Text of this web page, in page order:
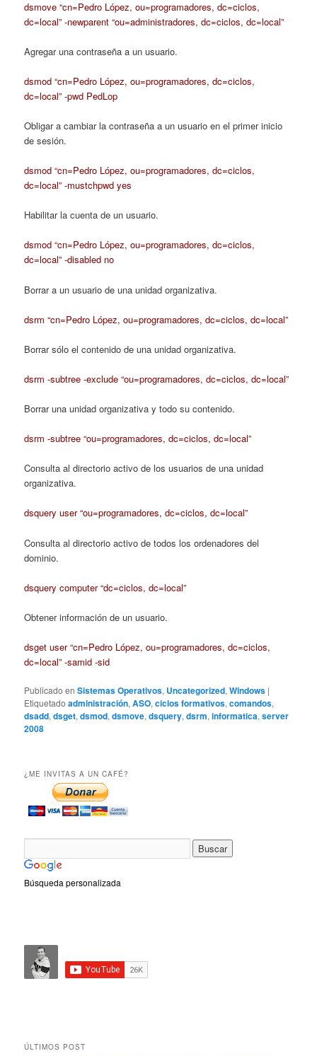
dsmove “cn=Pedro López, ou=programadores, dc=ciclos,
dc=local” -newparent “ou=administradores, dc=ciclos, dc=local”
Agregar una contraseña a un usuario.
dsmod “cn=Pedro López, ou=programadores, dc=ciclos,
dc=local” -pwd PedLop
Obligar a cambiar la contraseña a un usuario en el primer inicio
de sesión.
dsmod “cn=Pedro López, ou=programadores, dc=ciclos,
dc=local” -mustchpwd yes
Habilitar la cuenta de un usuario.
dsmod “cn=Pedro López, ou=programadores, dc=ciclos,
dc=local” -disabled no
Borrar a un usuario de una unidad organizativa.
dsrm “cn=Pedro López, ou=programadores, dc=ciclos, dc=local”
Borrar sólo el contenido de una unidad organizativa.
dsrm -subtree -exclude “ou=programadores, dc=ciclos, dc=local”
Borrar una unidad organizativa y todo su contenido.
dsrm -subtree “ou=programadores, dc=ciclos, dc=local”
Consulta al directorio activo de los usuarios de una unidad
organizativa.
dsquery user “ou=programadores, dc=ciclos, dc=local”
Consulta al directorio activo de todos los ordenadores del
dominio.
dsquery computer “dc=ciclos, dc=local”
Obtener información de un usuario.
dsget user “cn=Pedro López, ou=programadores, dc=ciclos,
dc=local” -samid -sid
Publicado en Sistemas Operativos, Uncategorized,Windows |
Etiquetado administración,ASO,ciclos formativos,comandos,
dsadd,dsget,dsmod,dsmove,dsquery,dsrm,informatica,server
2008
¿ME INVITAS A UN CAFÉ?
Búsqueda personalizada
ÚLTIMOS POST